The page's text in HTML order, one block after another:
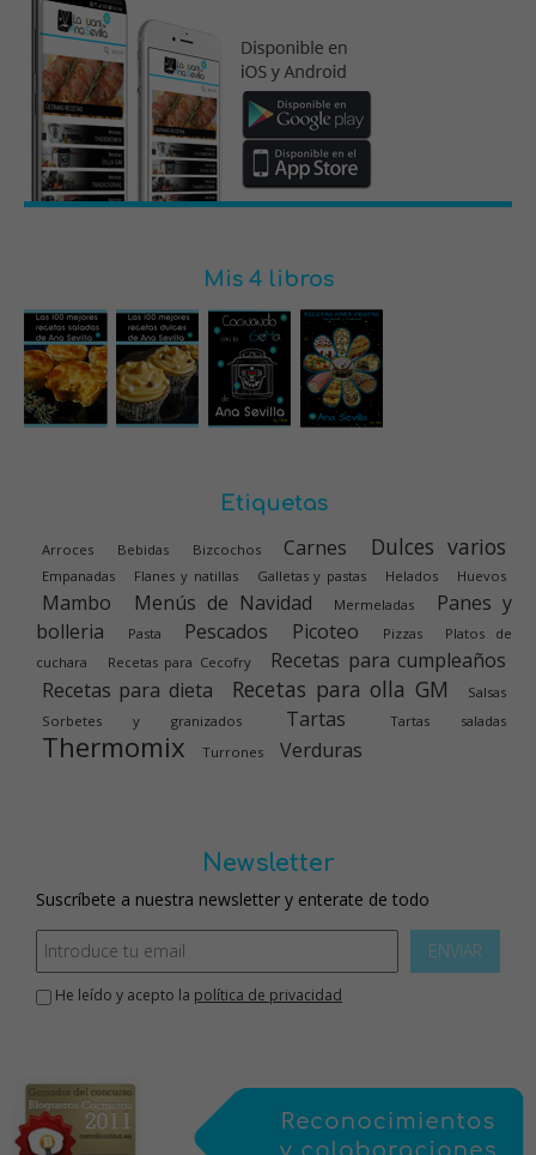
Mis 4 libros
Etiquetas
Arroces Bebidas Bizcochos Carnes Dulces varios
Empanadas Flanes y natillas Galletas y pastas Helados Huevos
Mambo Menús de Navidad Mermeladas
Panes y
bolleria
Pasta Pescados Picoteo Pizzas
Platos de
cuchara
Recetas para Cecofry
Recetas para cumpleaños
Recetas para dieta
Recetas para olla GM
Salsas
Sorbetes y granizados
Tartas Tartas saladas
Thermomix Turrones Verduras
Newsletter
Suscríbete a nuestra newsletter y enterate de todo
ENVIAR
He leído y acepto la política de privacidad